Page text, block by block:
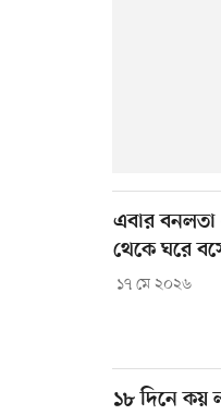
এবার বনলতা
থেকে ঘরে
১৭ মে ২০২৬
১৮ দিনে কয়